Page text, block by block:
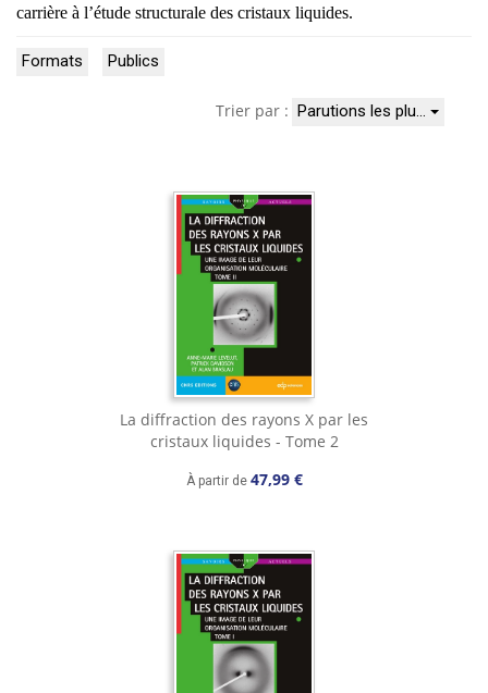
carrière à l’étude structurale des cristaux liquides.
Formats Publics
Trier par : Parutions les plu…
La diffraction des rayons X par les
cristaux liquides - Tome 2
À partir de 47,99 €